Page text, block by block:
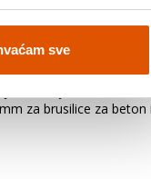
sve
trajanja pri brušenju
brušenje s kontrolom
za brusilice za